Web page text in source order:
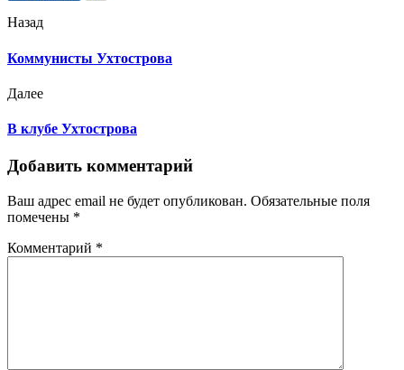
Назад
Коммунисты Ухтострова
Далее
В клубе Ухтострова
Добавить комментарий
Ваш адрес email не будет опубликован. Обязательные поля
помечены *
Комментарий *